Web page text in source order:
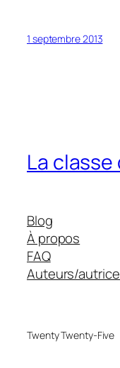
1 septembre 2013
La
Blog
À propos
FAQ
Auteurs/
Twenty Twenty-Five